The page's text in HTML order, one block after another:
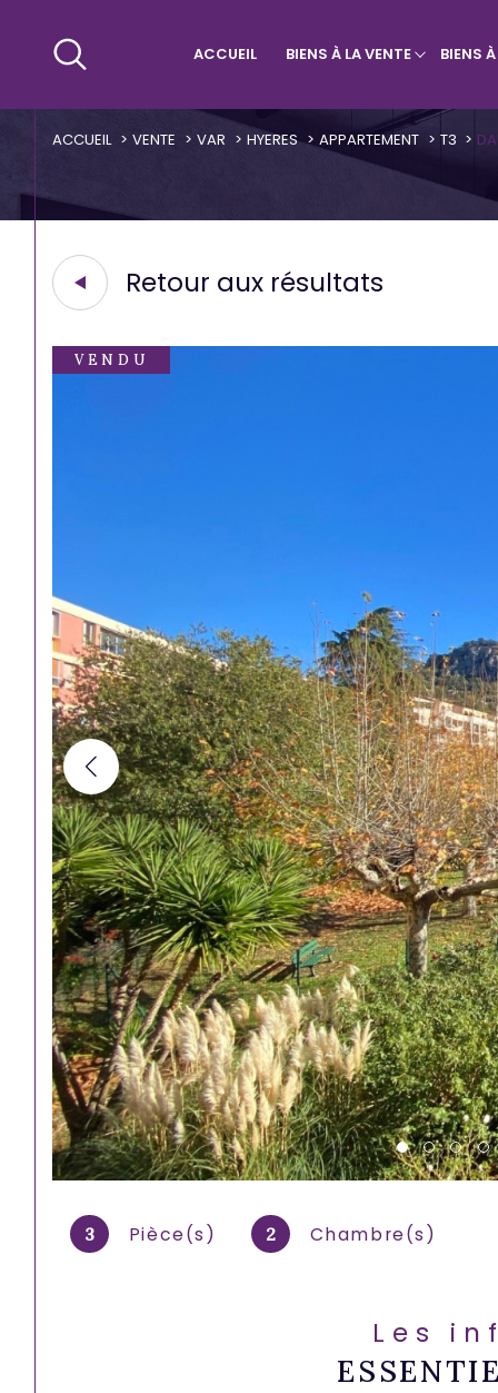
ACCUEIL BIENS À LA VENTE
Maisons & Villas
BIENS
Villa
Qui sommes-nous ?
ACCUEIL VENTE VAR HYERES APPARTEMENT T3
Retour aux résultats
VENDU
3 Pièce(s) 2 Chambre(s)
Les